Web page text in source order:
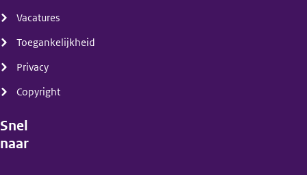
Vacatures
Toegankelijkheid
Privacy
Copyright
Snel
naar